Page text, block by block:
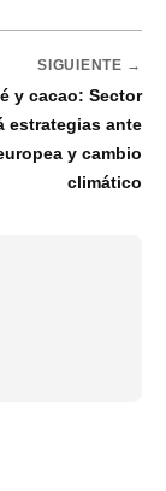
SIGUIENTE →
y cacao: Sector
estrategias ante
y cambio
climático